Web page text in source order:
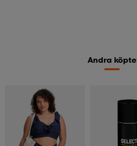
Andra köpte